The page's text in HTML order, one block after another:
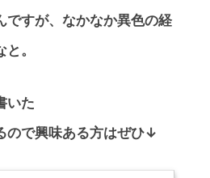
ですが、なかなか異色の経
。
いた
ので興味ある方はぜひ↓